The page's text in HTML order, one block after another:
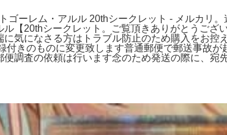
ーレム・アルル 20thシークレット - メルカリ。
【20thシークレット。ご覧頂きありがとうござ
気になさる方はトラブル防止のため購入をお控
きのものに変更致します普通郵便で郵送事故が
調査の依頼は行います念のため発送の際に、宛